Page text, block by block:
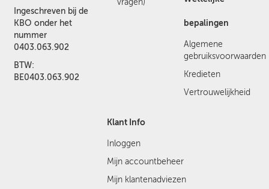
Ingeschreven bij de
KBO onder het
nummer
0403.063.902
BTW:
BE0403.063.902
vragen)
bepalingen
Algemene
gebruiksvoorwaarden
Kredieten
Vertrouwelijkheid
Klant Info
Inloggen
Mijn accountbeheer
Mijn klantenadviezen